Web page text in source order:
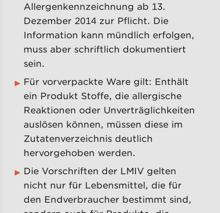
Allergenkennzeichnung ab 13.
Dezember 2014 zur Pflicht. Die
Information kann mündlich erfolgen,
muss aber schriftlich dokumentiert
sein.
Für vorverpackte Ware gilt: Enthält
ein Produkt Stoffe, die allergische
Reaktionen oder Unverträglichkeiten
auslösen können, müssen diese im
Zutatenverzeichnis deutlich
hervorgehoben werden.
Die Vorschriften der LMIV gelten
nicht nur für Lebensmittel, die für
den Endverbraucher bestimmt sind,